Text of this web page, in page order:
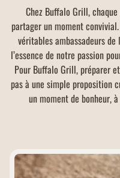
Chez Buffalo Grill,
partager un moment
véritables ambassadeurs
l’essence de notre passion
Pour Buffalo Grill, préparer
pas à une simple proposition
un moment de bonheur,